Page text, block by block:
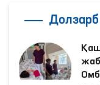
Долзарб